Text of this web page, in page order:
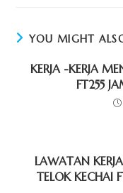
e
b
o
o
d
o
l
YOU MIGHT
KERJA -KERJA
FT255
LAWATAN
TELOK KECHAI